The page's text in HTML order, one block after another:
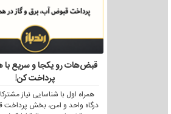
قبض‌هات رو یکجا و سریع با
پرداخت کن!
همراه اول با شناسایی نیاز
درگاه واحد و امن، بخش پرداخت